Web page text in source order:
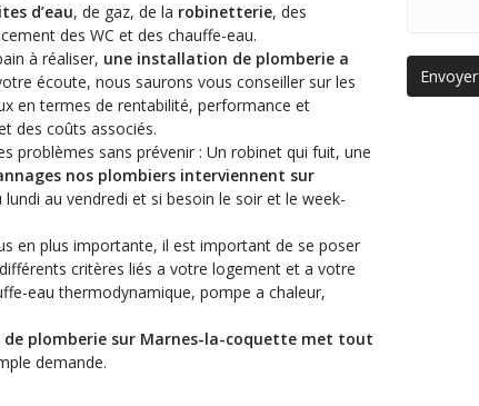
d’eau, de gaz, de la robinetterie, des
des WC et des chauffe-eau.
à réaliser, une installation de plomberie a
écoute, nous saurons vous conseiller sur les
en termes de rentabilité, performance et
des coûts associés.
problèmes sans prévenir : Un robinet qui fuit, une
nos plombiers interviennent sur
lundi au vendredi et si besoin le soir et le week-
en plus importante, il est important de se poser
critères liés a votre logement et a votre
eau thermodynamique, pompe a chaleur,
plomberie sur Marnes-la-coquette met tout
demande.